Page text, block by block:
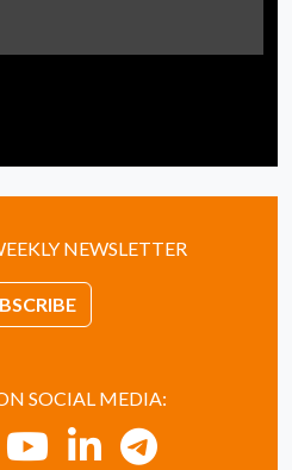
NEWSLETTER
SOCIAL MEDIA: